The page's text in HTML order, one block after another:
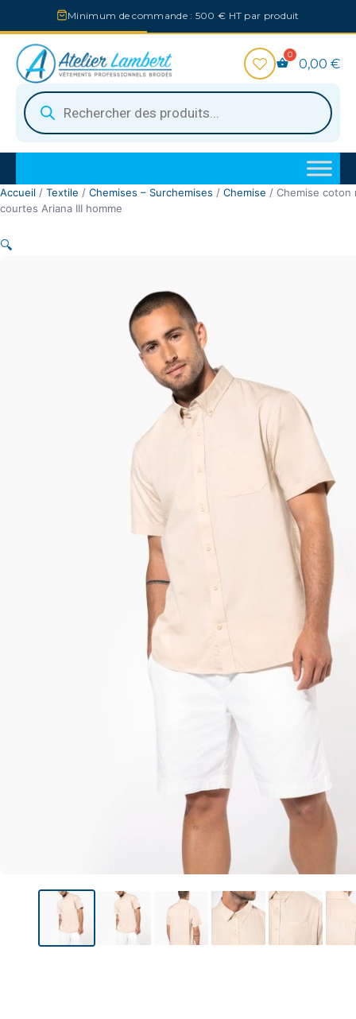
au
contenu
Minimum de commande : 500 € HT par produit
Recherche
de
produits
0,00 €
Accueil / Textile / Chemises – Surchemises / Chemise / Chemise coton
courtes Ariana III homme
🔍